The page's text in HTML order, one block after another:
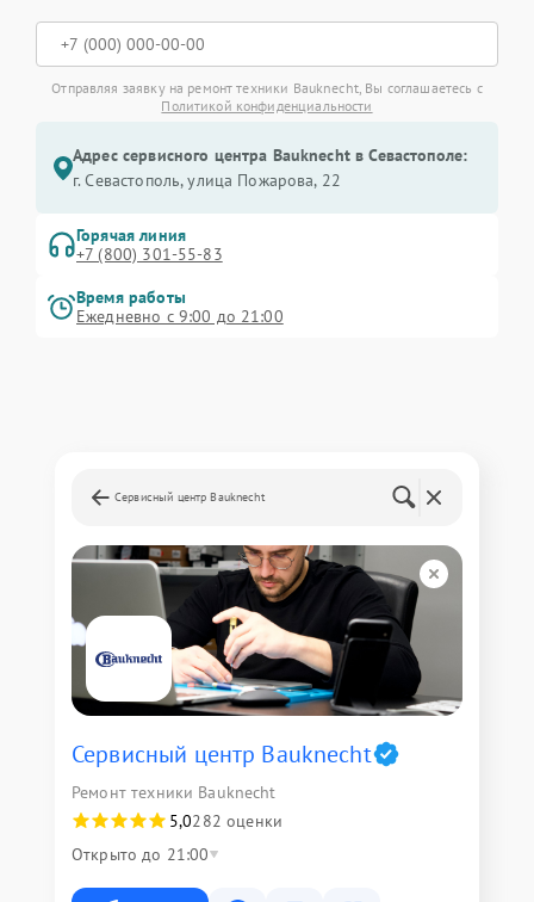
Отправляя заявку на ремонт техники Bauknecht, Вы соглашаетесь с
Политикой конфиденциальности
Адрес сервисного центра Bauknecht в Севастополе:
г. Севастополь, улица Пожарова, 22
Горячая линия
+7 (800) 301-55-83
Время работы
Ежедневно с 9:00 до 21:00
Сервисный центр Bauknecht
Сервисный центр Bauknecht
Ремонт техники Bauknecht
5,0282 оценки
Открыто до 21:00